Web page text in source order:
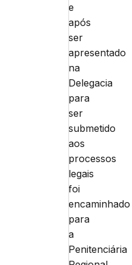
e
após
ser
apresentado
na
Delegacia
para
ser
submetido
aos
processos
legais
foi
encaminhado
para
a
Penitenciária